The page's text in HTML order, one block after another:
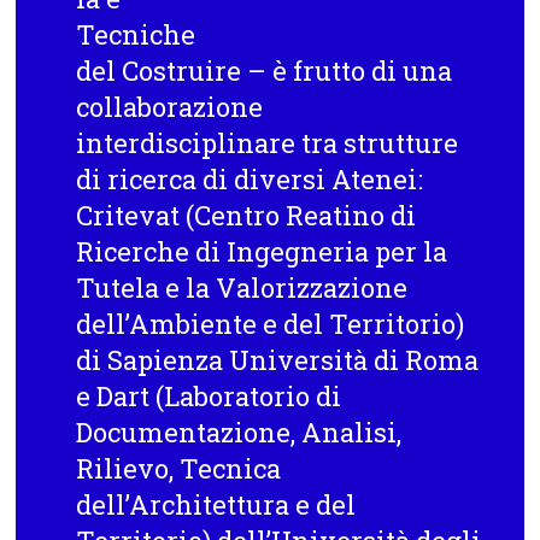
Tecniche
del Costruire – è frutto di una
collaborazione
interdisciplinare tra strutture
di ricerca di diversi Atenei:
Critevat (Centro Reatino di
Ricerche di Ingegneria per la
Tutela e la Valorizzazione
dell’Ambiente e del Territorio)
di Sapienza Università di Roma
e Dart (Laboratorio di
Documentazione, Analisi,
Rilievo, Tecnica
dell’Architettura e del